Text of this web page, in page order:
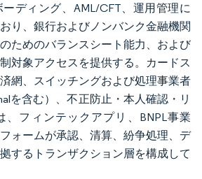
ディング、AML/CFT、運用管理に
り、銀行およびノンバンク金融機関
ためのバランスシート能力、および
対象アクセスを提供する。カードス
網、スイッチングおよび処理事業者
を含む）、不正防止・本人確認・リ
、フィンテックアプリ、BNPL事業
ォームが承認、清算、紛争処理、デ
するトランザクション層を構成して